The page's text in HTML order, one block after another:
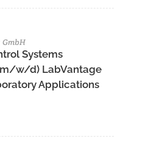
Systems
w/d) LabVantage
Applications